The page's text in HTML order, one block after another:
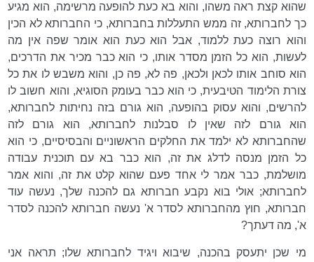
שהוא קצת ראה משהו, והוא בא כעת להופעה מרשימה, הוא מגיע
כך לחברותא, זה ממש התעללות בחברותא, כי החברותא לא הכין
והוא רוצה כעת ללמוד, אבל הוא כעת הוא אומר שפה אין מה
לעשות, הוא כל הזמן מסדר אותו, כי הוא כבר מכיר את הדרכים,
הוא סוחב אותו לכאן ולכאן, פה לא, פה כן, והוא משבש לו את כל
צורת הלימוד הטיבעית, כי הוא כבר בעומק הסוגיא, והוא חשוב לו
להרשים, והוא עסוק בהופעה, הוא גורם בזה נחיתות לחברותא,
הוא גורם לזה שאין לו סבלנות לחברותא, הוא גורם לזה
שהחברותא לא ילמד את החלקים הראשוניים והבסיסיים, כי הוא
כל הזמן מנסה לדלג את זה, הוא כבר בא עם תוכנית עבודה
מושלמת, כבר אמר לי אחד פעם שהוא קלט את זה, והוא אמר
לחברותא; אולי בוא נקבע חברותא גם להכנה שלך, נעשה עוד
חברותא, חוץ מהחברותא לסדר א' נעשה חברותא להכנה לסדר
א', מה דעתך?
מי שכן יתעסק בהכנה, שיבוא ויגיד לחברותא שלו; תראה אני